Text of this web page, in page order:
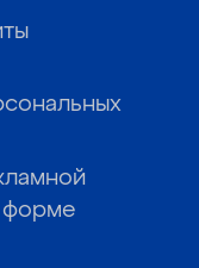
форме